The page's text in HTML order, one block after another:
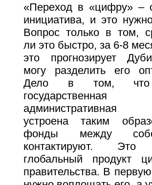
«Переход в «цифру» –
инициатива, и это
Вопрос только в том,
ли это быстро, за 6-8
это прогнозирует
могу разделить его
Дело в том,
административная
устроена таким
фонды между
контактируют. Это
глобальный продукт
правительства. В